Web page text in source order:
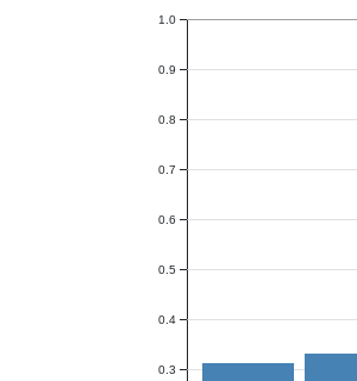
0.3
0.4
0.5
0.6
0.7
0.8
0.9
1.0